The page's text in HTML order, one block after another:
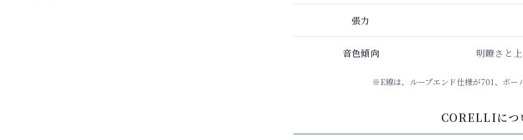
張力
音色傾向 明瞭さと
※E線は、ループエンド仕様が701、ボー
CORELLIにつ